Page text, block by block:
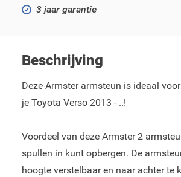
3 jaar garantie
Beschrijving
Deze Armster armsteun is ideaal
je Toyota Verso 2013 - ..!
Voordeel van deze Armster 2
spullen in kunt opbergen. De
hoogte verstelbaar en naar achter te